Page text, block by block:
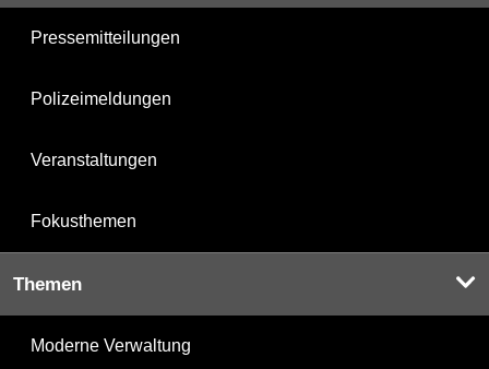
Pressemitteilungen
Polizeimeldungen
Veranstaltungen
Fokusthemen
Themen
Moderne Verwaltung